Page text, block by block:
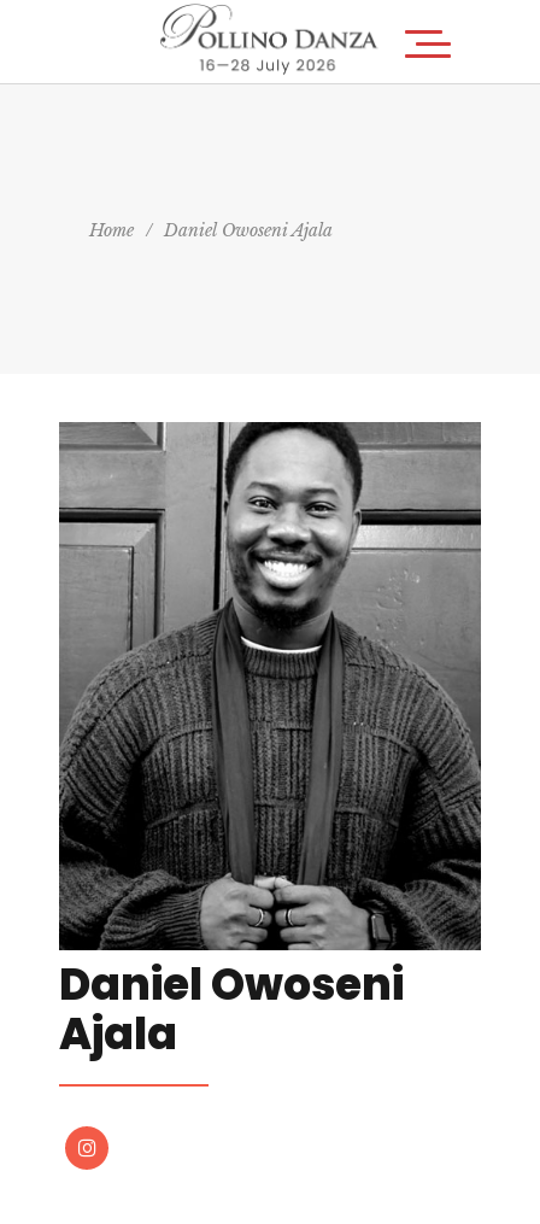
Home / Daniel Owoseni Ajala
Daniel Owoseni
Ajala